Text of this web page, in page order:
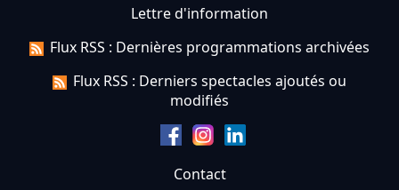
Lettre d'information
Flux RSS : Dernières programmations archivées
Flux RSS : Derniers spectacles ajoutés ou
modifiés
Contact